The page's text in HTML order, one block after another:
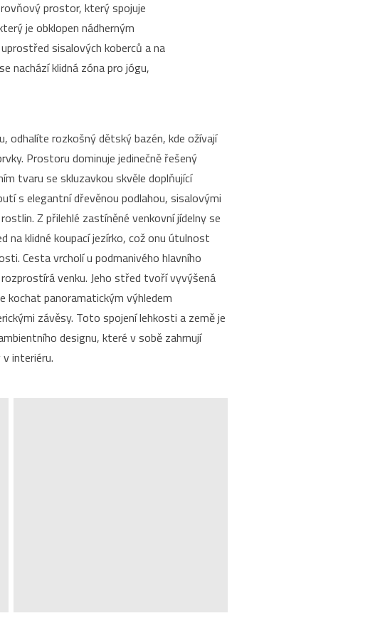
prostor, který spojuje
je obklopen nádherným
sisalových koberců a na
nachází klidná zóna pro jógu,
odhalíte rozkošný dětský bazén, kde ožívají
Prostoru dominuje jedinečně řešený
tvaru se skluzavkou skvěle doplňující
s elegantní dřevěnou podlahou, sisalovými
Z přilehlé zastíněné venkovní jídelny se
na klidné koupací jezírko, což onu útulnost
Cesta vrcholí u podmanivého hlavního
venku. Jeho střed tvoří vyvýšená
kochat panoramatickým výhledem
závěsy. Toto spojení lehkosti a země je
designu, které v sobě zahrnují
interiéru.